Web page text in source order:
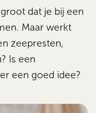
dat je bij een
Maar werkt
zeepresten,
Is een
een goed idee?